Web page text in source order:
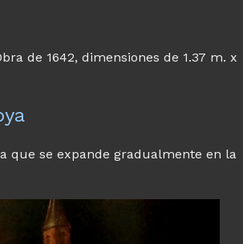
de 1642, dimensiones de 1.37 m. x
que se expande gradualmente en la